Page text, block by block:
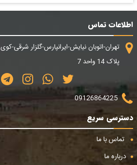
اطلاعات تماس
تهران-اتوبان نیایش-ایرانپارس-گلزار
پلاک 14 واحد 7
09126864225
دسترسی سریع
تماس با ما
درباره ما